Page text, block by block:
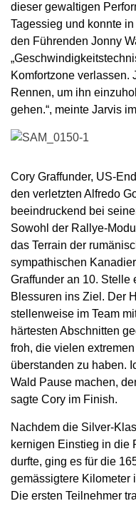
dieser gewaltigen
Tagessieg und konnte
den Führenden Jonny
Komfortzone verlassen.
Rennen, um ihn
gehen.“, meinte Jarvis
Cory Graffunder, US-
den verletzten Alfredo
beeindruckend bei
Sowohl der Rallye-
das Terrain der
sympathischen
Graffunder an 10. Stelle
Blessuren ins Ziel. Der
stellenweise im Team
härtesten Abschnitten
froh, die vielen
überstanden zu haben.
Wald Pause machen,
sagte Cory im Finish.
Nachdem die Silver-
kernigen Einstieg in die
durfte, ging es für die
gemässigtere Kilometer
Die ersten Teilnehmer